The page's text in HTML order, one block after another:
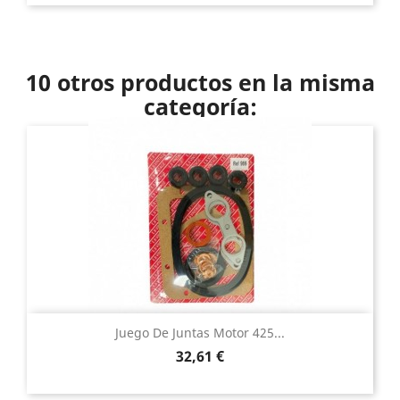
10 otros productos en la misma
categoría:
Juego De Juntas Motor 425...
Precio
32,61 €